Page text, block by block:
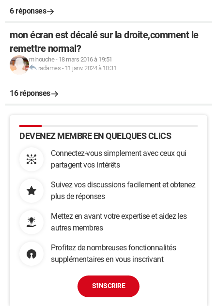
6 réponses
mon écran est décalé sur la droite,comment le
remettre normal?
minouche- 18 mars 2016 à 19:51
radames - 11 janv. 2024 à 10:31
16 réponses
DEVENEZ MEMBRE EN QUELQUES CLICS
Connectez-vous simplement avec ceux qui
partagent vos intérêts
Suivez vos discussions facilement et obtenez
plus de réponses
Mettez en avant votre expertise et aidez les
autres membres
Profitez de nombreuses fonctionnalités
supplémentaires en vous inscrivant
S'INSCRIRE